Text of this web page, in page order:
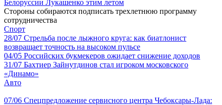
Белоруссии Лукашенко этим летом
Стороны собираются подписать трехлетнюю программу
сотрудничества
Спорт
28/07 Стрельба после лыжного круга: как биатлонист
возвращает точность на высоком пульсе
04/05 Российских букмекеров ожидает снижение доходов
31/07 Бахтиер Зайнутдинов стал игроком московского
«Динамо»
Авто
07/06 Спецпредложение сервисного центра Чебоксары-Лада: